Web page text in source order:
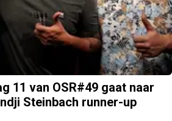
11 van OSR#49 gaat naar
Steinbach runner-up